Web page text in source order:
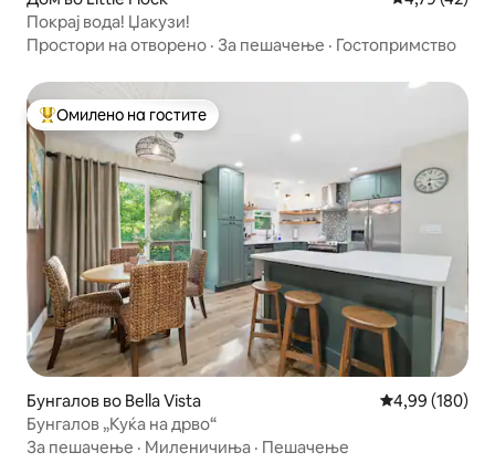
Покрај вода! Џакузи!
Простори на отворено · За пешачење · Гостопримство
Меѓу најуспешните „Омилени на гостите“
Омилено на гостите
Бунгалов во Bella Vista Просечна
4,99 (180)
Бунгалов „Куќа на дрво“
За пешачење · Миленичиња · Пешачење